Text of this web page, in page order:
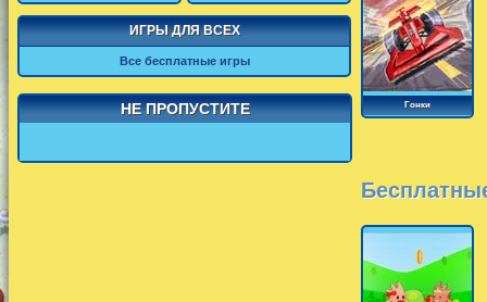
ИГРЫ ДЛЯ ВСЕХ
Все бесплатные игры
НЕ ПРОПУСТИТЕ Гонки